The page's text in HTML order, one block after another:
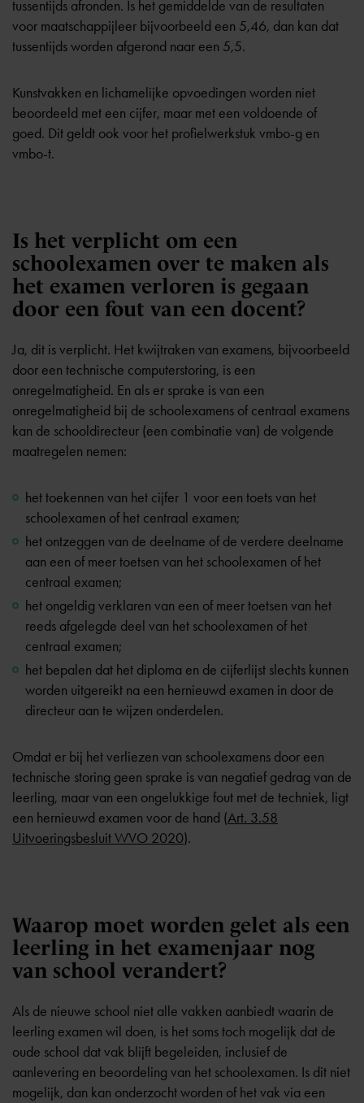
tussentijds afronden. Is het gemiddelde van de resultaten
voor maatschappijleer bijvoorbeeld een 5,46, dan kan dat
tussentijds worden afgerond naar een 5,5.
Kunstvakken en lichamelijke opvoedingen worden niet
beoordeeld met een cijfer, maar met een voldoende of
goed. Dit geldt ook voor het profielwerkstuk vmbo-g en
vmbo-t.
Is het verplicht om een
schoolexamen over te maken als
het examen verloren is gegaan
door een fout van een docent?
Ja, dit is verplicht. Het kwijtraken van examens, bijvoorbeeld
door een technische computerstoring, is een
onregelmatigheid. En als er sprake is van een
onregelmatigheid bij de schoolexamens of centraal examens
kan de schooldirecteur (een combinatie van) de volgende
maatregelen nemen:
het toekennen van het cijfer 1 voor een toets van het
schoolexamen of het centraal examen;
het ontzeggen van de deelname of de verdere deelname
aan een of meer toetsen van het schoolexamen of het
centraal examen;
het ongeldig verklaren van een of meer toetsen van het
reeds afgelegde deel van het schoolexamen of het
centraal examen;
het bepalen dat het diploma en de cijferlijst slechts kunnen
worden uitgereikt na een hernieuwd examen in door de
directeur aan te wijzen onderdelen.
Omdat er bij het verliezen van schoolexamens door een
technische storing geen sprake is van negatief gedrag van de
leerling, maar van een ongelukkige fout met de techniek, ligt
een hernieuwd examen voor de hand (Art. 3.58
Uitvoeringsbesluit WVO 2020).
Waarop moet worden gelet als een
leerling in het examenjaar nog
van school verandert?
Als de nieuwe school niet alle vakken aanbiedt waarin de
leerling examen wil doen, is het soms toch mogelijk dat de
oude school dat vak blijft begeleiden, inclusief de
aanlevering en beoordeling van het schoolexamen. Is dit niet
mogelijk, dan kan onderzocht worden of het vak via een